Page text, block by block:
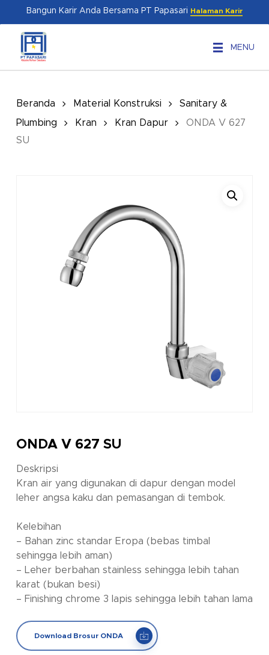
content
Bangun Karir Anda Bersama PT Papasari Halaman Karir
MENU
Beranda Material Konstruksi
Sanitary &
Plumbing
Kran Kran Dapur
ONDA V 627
SU
ONDA V 627 SU
Deskripsi
Kran air yang digunakan di dapur dengan model
leher angsa kaku dan pemasangan di tembok.
Kelebihan
– Bahan zinc standar Eropa (bebas timbal
sehingga lebih aman)
– Leher berbahan stainless sehingga lebih tahan
karat (bukan besi)
– Finishing chrome 3 lapis sehingga lebih tahan lama
Download Brosur ONDA
Menu